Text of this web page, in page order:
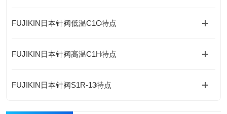
FUJIKIN日本针阀低温C1C特点
FUJIKIN日本针阀高温C1H特点
FUJIKIN日本针阀S1R-13特点